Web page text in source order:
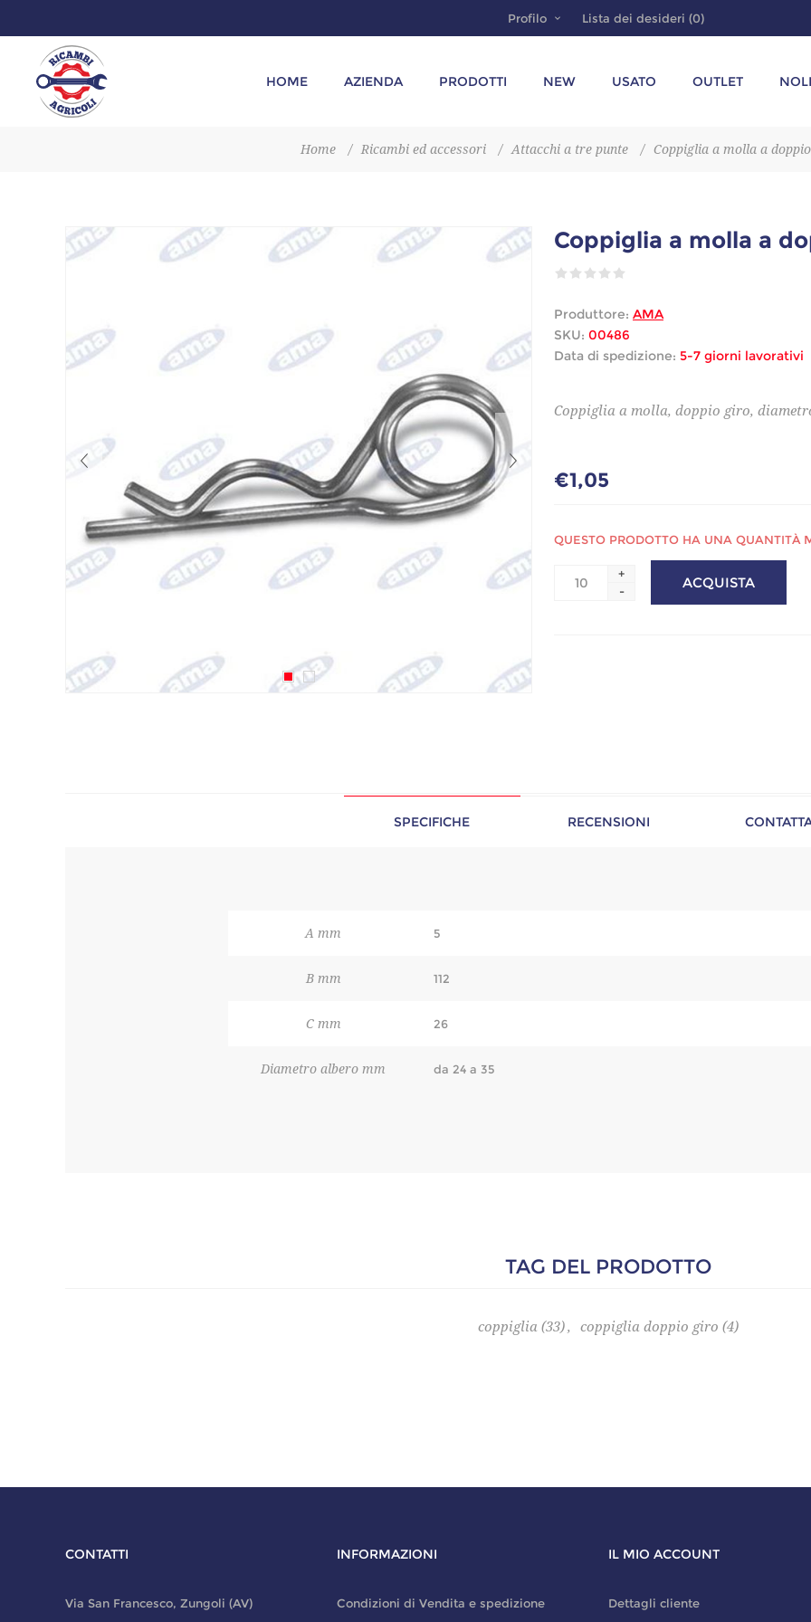
Profilo Lista dei desideri (0)
HOME AZIENDA PRODOTTI NEW USATO OUTLET
Home / Ricambi ed accessori / Attacchi a tre punte / Coppiglia a molla a
Coppiglia a molla a
Produttore: AMA
SKU: 00486
Data di spedizione: 5-7 giorni lavorativi
Coppiglia a molla, doppio giro,
€1,05
QUESTO PRODOTTO HA UNA QUANTITÀ
+
-
SPECIFICHE RECENSIONI
A mm 5
B mm 112
C mm 26
Diametro albero mm da 24 a 35
TAG DEL PRODOTTO
coppiglia (33), coppiglia doppio giro (4)
CONTATTI
Via San Francesco, Zungoli (AV)
INFORMAZIONI
Condizioni di Vendita e spedizione
IL MIO ACCOUNT
Dettagli cliente